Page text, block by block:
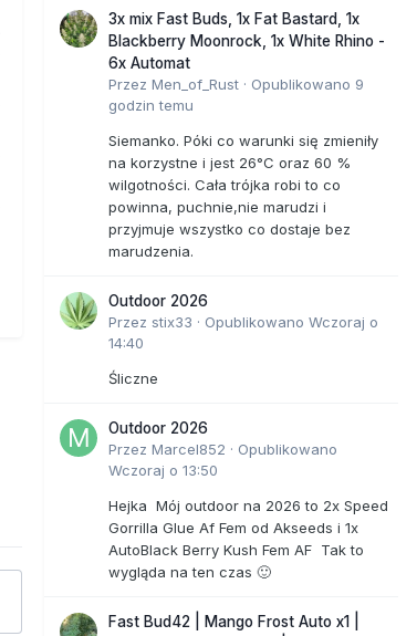
3x mix Fast Buds, 1x Fat Bastard, 1x
Blackberry Moonrock, 1x White Rhino -
6x Automat
Przez Men_of_Rust · Opublikowano 9
godzin temu
Siemanko. Póki co warunki się zmieniły
na korzystne i jest 26°C oraz 60 %
wilgotności. Cała trójka robi to co
powinna, puchnie,nie marudzi i
przyjmuje wszystko co dostaje bez
marudzenia.
Outdoor 2026
Przez stix33 · Opublikowano Wczoraj o
14:40
Śliczne
Outdoor 2026
Przez Marcel852 · Opublikowano
Wczoraj o 13:50
Hejka Mój outdoor na 2026 to 2x Speed
Gorrilla Glue Af Fem od Akseeds i 1x
AutoBlack Berry Kush Fem AF Tak to
wygląda na ten czas 🙂
Fast Bud42 | Mango Frost Auto x1 |